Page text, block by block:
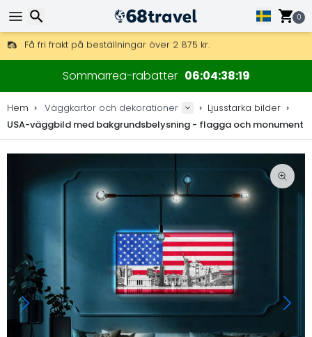
0
Få fri frakt på beställningar över 2 875 kr.
DHL Express över natten är också tillgängligt.
30 dagar för retur, 90 dagar för träkartor och dekorationer.
Sommarrea-rabatter 06043818
Hem Väggkartor och dekorationer
Ljusstarka bilder
USA-väggbild med bakgrundsbelysning - flagga och monument
Sök